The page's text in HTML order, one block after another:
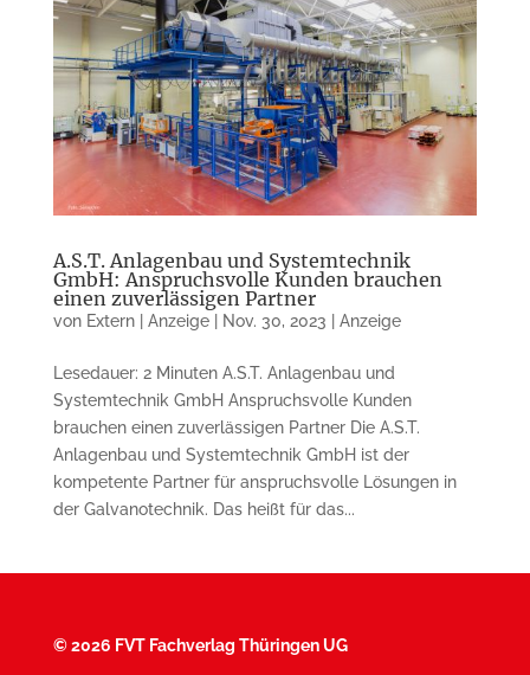
A.S.T. Anlagenbau und Systemtechnik
GmbH: Anspruchsvolle Kunden brauchen
einen zuverlässigen Partner
von Extern | Anzeige| Nov. 30, 2023 Anzeige
Lesedauer: 2 Minuten A.S.T. Anlagenbau und
Systemtechnik GmbH Anspruchsvolle Kunden
brauchen einen zuverlässigen Partner Die A.S.T.
Anlagenbau und Systemtechnik GmbH ist der
kompetente Partner für anspruchsvolle Lösungen in
der Galvanotechnik. Das heißt für das...
©2026 FVT Fachverlag Thüringen UG